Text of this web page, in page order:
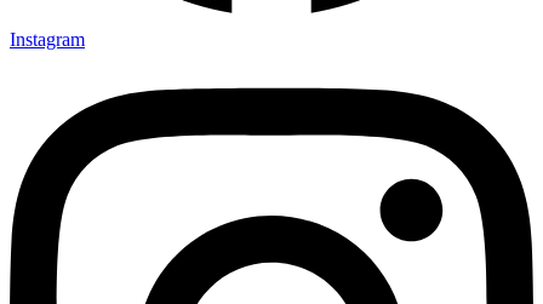
Instagram